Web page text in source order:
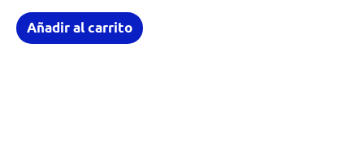
Añadir al carrito